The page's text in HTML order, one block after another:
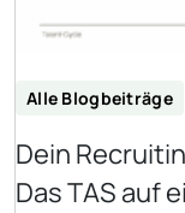
Alle Blogbeiträge
Dein
Das TAS auf